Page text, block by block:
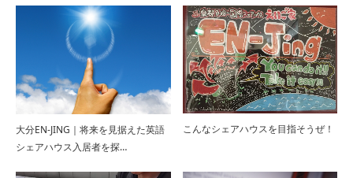
大分EN-JING｜将来を見据えた英語
シェアハウス入居者を探…
こんなシェアハウスを目指そうぜ！
The Borderless入居者卒業パーティー！！
The Borderless 餃子パーティー！！ 2023
年…